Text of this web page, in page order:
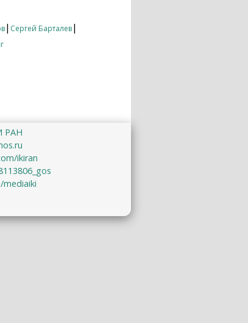
| Сергей Барталев|
РАН
ikiran